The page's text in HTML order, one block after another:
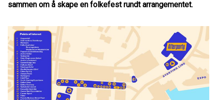
sammen om å skape en folkefest rundt arrangementet.